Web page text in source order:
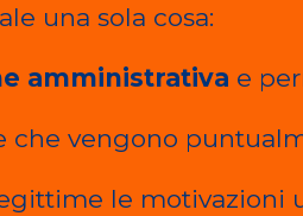
una sola cosa:
amministrativa e
vengono
le motivazioni